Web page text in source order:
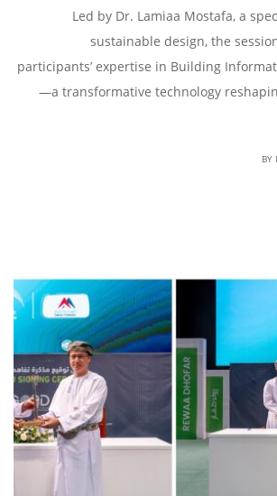
Led by Dr. Lamiaa Mostafa, a
sustainable design, the
participants’ expertise in Building
—a transformative technology
BY